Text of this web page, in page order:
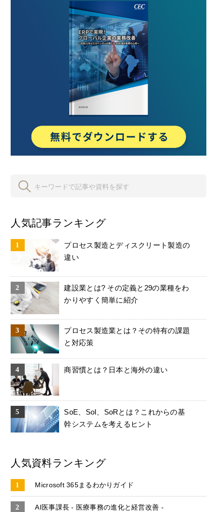
人気記事ランキング
プロセス製造とディスクリート製造の
違い
建設業とは? その定義と29の業種をわ
かりやすく簡単に紹介
プロセス製造業とは？その特有の課題
と対応策
商習慣とは？日本と海外の違い
SoE、SoI、SoRとは？これからの基
幹システムを考えるヒント
人気資料ランキング
Microsoft 365まるわかりガイド
AI医事課長 - 医療事務の進化と経営改善 -